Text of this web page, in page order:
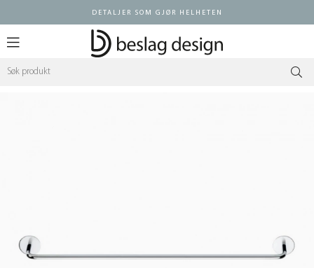
DETALJER SOM GJØR HELHETEN